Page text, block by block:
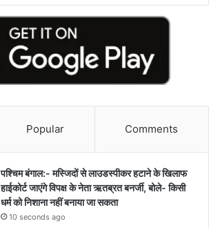
Popular Comments
पश्चिम बंगाल:- मस्जिदों से लाउडस्पीकर हटाने के खिलाफ
हाईकोर्ट जाएंगे विपक्ष के नेता ऋतब्रत बनर्जी, बोले- किसी
धर्म को निशाना नहीं बनाया जा सकता
10 seconds ago